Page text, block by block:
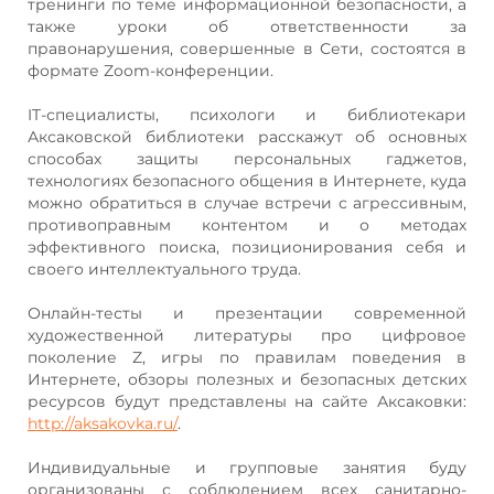
также уроки об ответственности за
правонарушения, совершенные в Сети, состоятся в
формате Zoom-конференции.
IT-специалисты, психологи и библиотекари
Аксаковской библиотеки расскажут об основных
способах защиты персональных гаджетов,
технологиях безопасного общения в Интернете, куда
можно обратиться в случае встречи с агрессивным,
противоправным контентом и о методах
эффективного поиска, позиционирования себя и
своего интеллектуального труда.
Онлайн-тесты и презентации современной
художественной литературы про цифровое
поколение Z, игры по правилам поведения в
Интернете, обзоры полезных и безопасных детских
ресурсов будут представлены на сайте Аксаковки:
http://aksakovka.ru/.
Индивидуальные и групповые занятия буду
организованы с соблюдением всех санитарно-